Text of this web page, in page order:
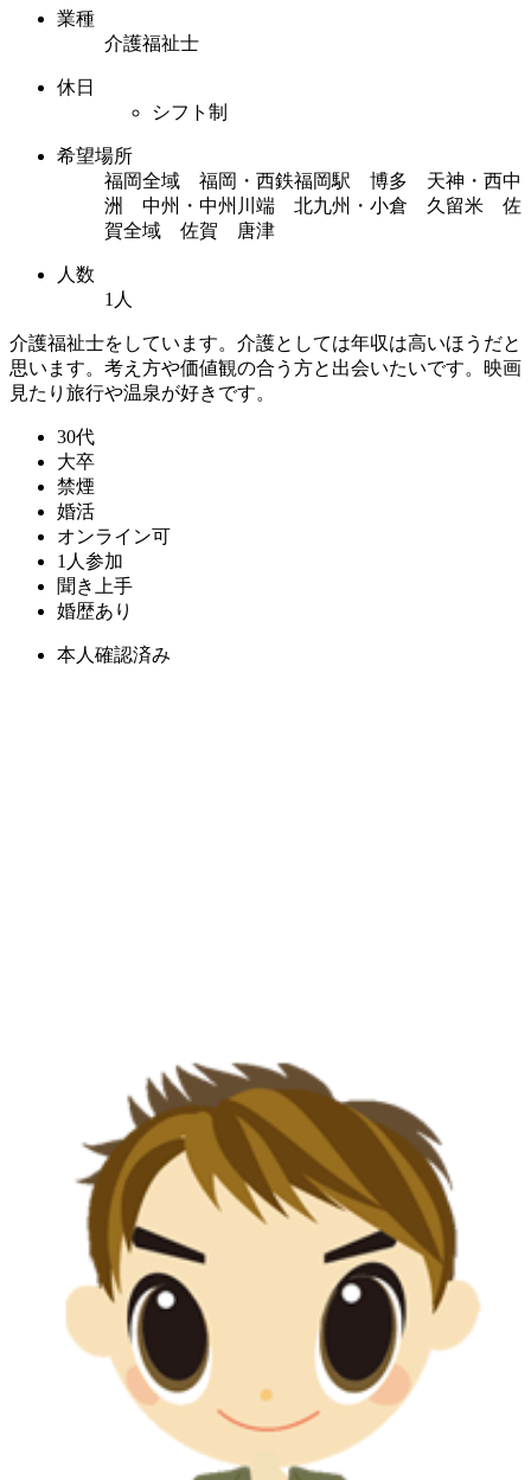
業種
介護福祉士
休日
シフト制
希望場所
福岡全域 福岡・西鉄福岡駅 博多 天神・西中
洲 中州・中州川端 北九州・小倉 久留米 佐
賀全域 佐賀 唐津
人数
1人
介護福祉士をしています。介護としては年収は高いほうだと
思います。考え方や価値観の合う方と出会いたいです。映画
見たり旅行や温泉が好きです。
30代
大卒
禁煙
婚活
オンライン可
1人参加
聞き上手
婚歴あり
本人確認済み